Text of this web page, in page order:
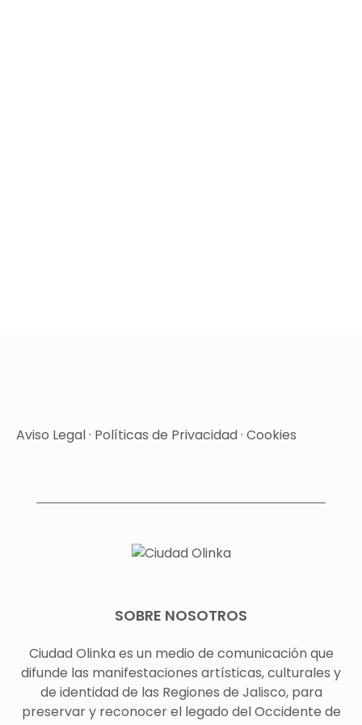
Aviso Legal· Políticas de Privacidad· Cookies
SOBRE NOSOTROS
Ciudad Olinka es un medio de comunicación que
difunde las manifestaciones artísticas, culturales y
de identidad de las Regiones de Jalisco, para
preservar y reconocer el legado del Occidente de